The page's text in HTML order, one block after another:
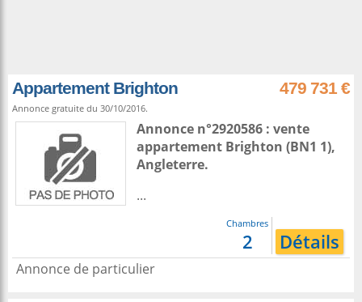
Appartement Brighton 479 731 €
Annonce gratuite du 30/10/2016.
Annonce n°2920586 : vente
appartement Brighton (BN1 1),
Angleterre.
...
Chambres
2 Détails
Annonce de particulier